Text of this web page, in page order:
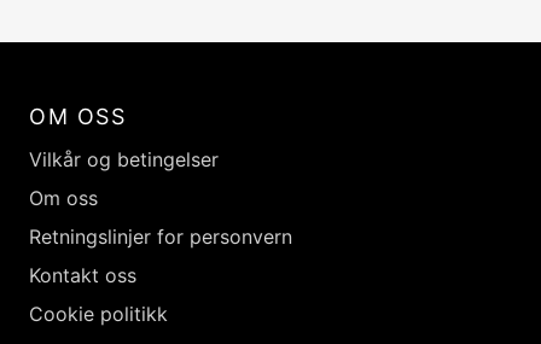
OM OSS
Vilkår og betingelser
Om oss
Retningslinjer for personvern
Kontakt oss
Cookie politikk